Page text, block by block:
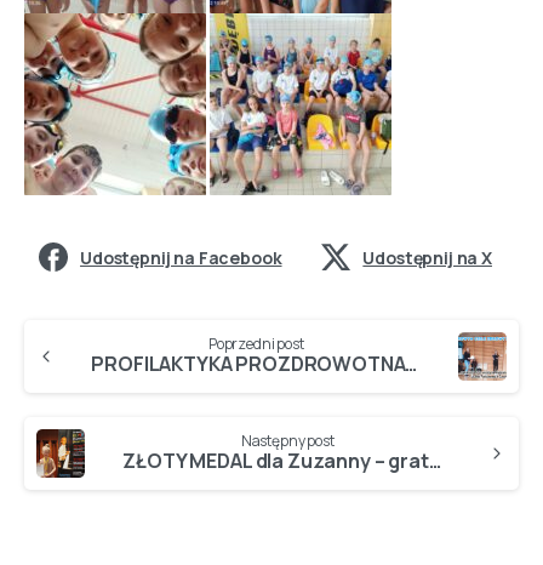
Udostępnij na Facebook Udostępnij na X
Poprzedni post
PROFILAKTYKA PROZDROWOTNA – warsztaty dotyczące WAD POSTAWY…
Następny post
ZŁOTY MEDAL dla Zuzanny – gratulujemy…